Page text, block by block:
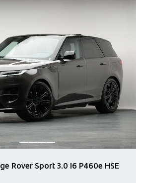
Rover Sport 3.0 I6 P460e HSE